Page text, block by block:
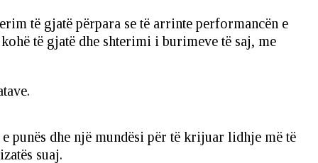
të gjatë përpara se të arrinte performancën e
të gjatë dhe shterimi i burimeve të saj, me
punës dhe një mundësi për të krijuar lidhje më të
suaj.